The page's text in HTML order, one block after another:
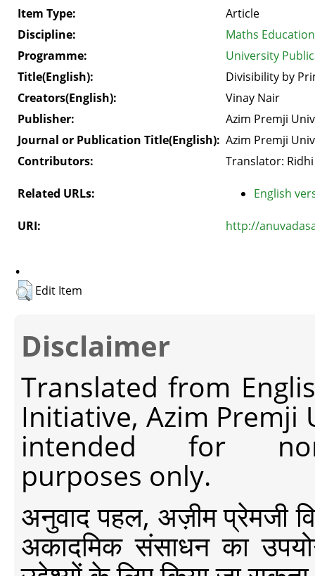
Item Type:
Article
Discipline:
Maths Education
Programme:
University
Title(English):
Divisibility by
Creators(English):
Vinay Nair
Publisher:
Azim Premji
Journal or Publication Title(English): Azim Premji
Contributors:
Translator:
Related URLs: English
URI: http://
.
Edit Item
Disclaimer
Translated from
Initiative, Azim Premji
intended for non-
purposes only.
अनुवाद पहल, अज़ीम प्रेमजी
अकादमिक संसाधन का